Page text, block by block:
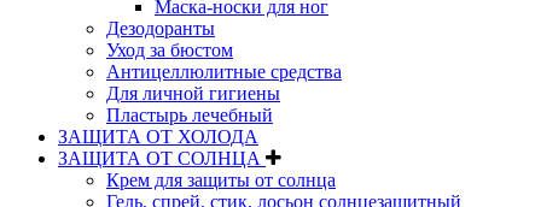
Маска-носки для ног
Дезодоранты
Уход за бюстом
Антицеллюлитные средства
Для личной гигиены
Пластырь лечебный
ЗАЩИТА ОТ ХОЛОДА
ЗАЩИТА ОТ СОЛНЦА
Крем для защиты от солнца
Гель, спрей, стик, лосьон солнцезащитный